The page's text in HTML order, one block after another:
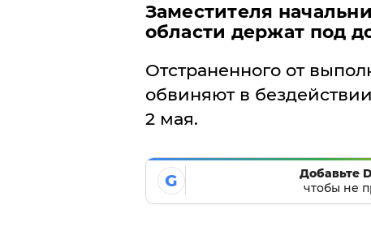
Заместителя
области держат под
Отстраненного от
обвиняют в
2 мая.
G
Добавьте
чтобы не